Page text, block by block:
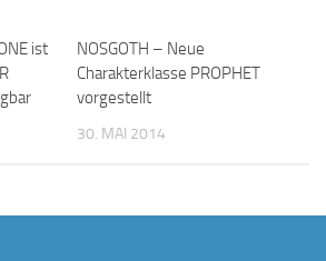
ist
NOSGOTH – Neue
Charakterklasse PROPHET
vorgestellt
30. MAI 2014